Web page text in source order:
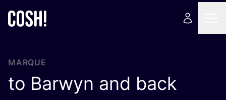
MARQUE
to Barwyn and back